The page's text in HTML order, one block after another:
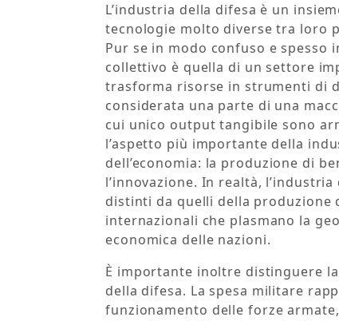
L’industria della difesa è un
tecnologie molto diverse tra loro
Pur se in modo confuso e spesso
collettivo è quella di un settore
trasforma risorse in strumenti di
considerata una parte di una
cui unico output tangibile sono
l’aspetto più importante della
dell’economia: la produzione di
l’innovazione. In realtà,
distinti da quelli della produzione
internazionali che plasmano la
economica delle nazioni.
È importante inoltre distinguere
della difesa. La spesa militare
funzionamento delle forze